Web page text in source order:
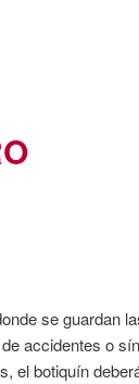
se guardan
accidentes o
el botiquín